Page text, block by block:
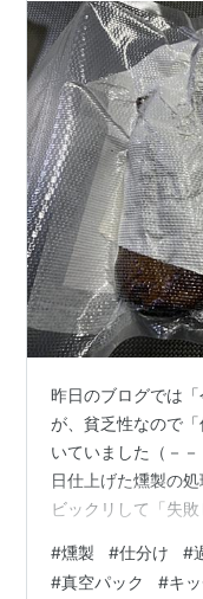
昨日のブログでは
が、貧乏性なので
いていました（－
日仕上げた燻製の
ビックリして「失
常に美味かった。
つけど、まだまだ
#燻製 #仕分け #
#真空パック #キ